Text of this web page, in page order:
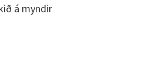
á myndir